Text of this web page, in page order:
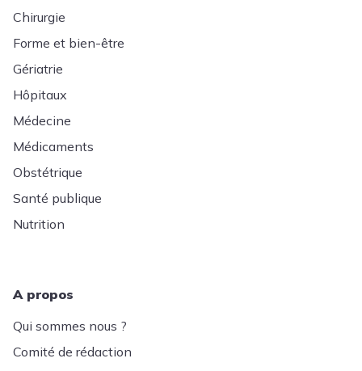
Chirurgie
Forme et bien-être
Gériatrie
Hôpitaux
Médecine
Médicaments
Obstétrique
Santé publique
Nutrition
A propos
Qui sommes nous ?
Comité de rédaction